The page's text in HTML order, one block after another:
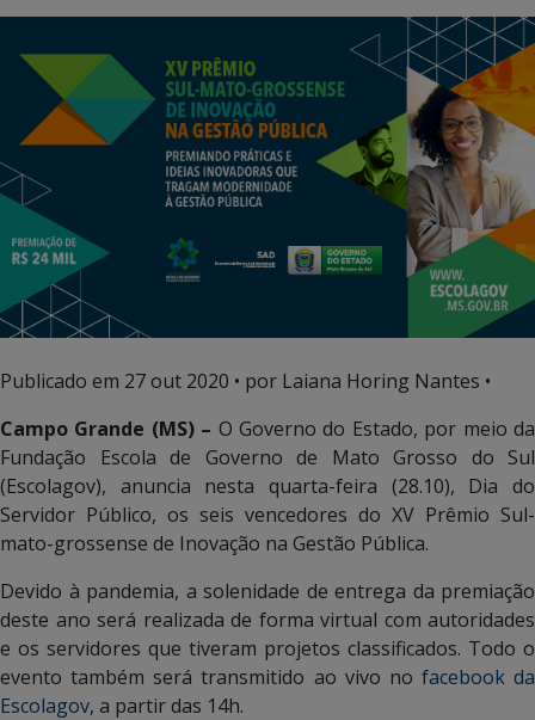
Publicado em 27 out 2020 • por Laiana Horing Nantes •
Campo Grande (MS) – O Governo do Estado, por meio da
Fundação Escola de Governo de Mato Grosso do Sul
(Escolagov), anuncia nesta quarta-feira (28.10), Dia do
Servidor Público, os seis vencedores do XV Prêmio Sul-
mato-grossense de Inovação na Gestão Pública.
Devido à pandemia, a solenidade de entrega da premiação
deste ano será realizada de forma virtual com autoridades
e os servidores que tiveram projetos classificados. Todo o
evento também será transmitido ao vivo no facebook da
Escolagov, a partir das 14h.